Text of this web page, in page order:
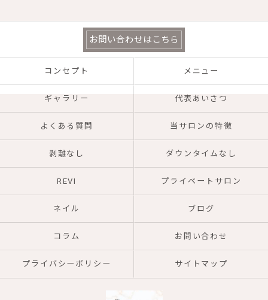
お問い合わせはこちら
コンセプト メニュー
ギャラリー 代表あいさつ
よくある質問 当サロンの特徴
剥離なし ダウンタイムなし
REVI プライベートサロン
ネイル ブログ
コラム お問い合わせ
プライバシーポリシー サイトマップ